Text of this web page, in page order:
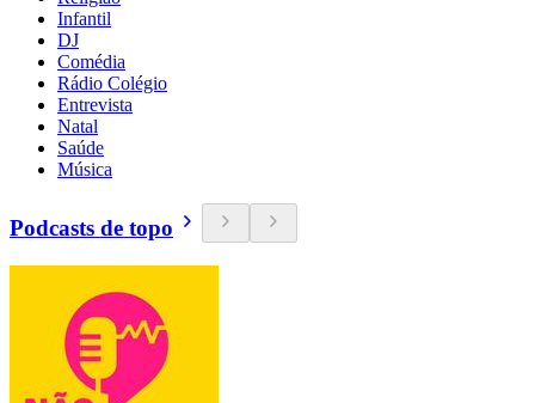
Infantil
DJ
Comédia
Rádio Colégio
Entrevista
Natal
Saúde
Música
Podcasts de topo